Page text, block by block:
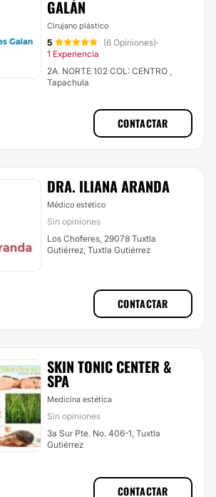
GALÁN
Cirujano plástico
5 (6 Opiniones)·
1 Experiencia
2A. NORTE 102 COL: CENTRO ,
Tapachula
CONTACTAR
DRA. ILIANA ARANDA
Médico estético
Sin opiniones
Los Choferes, 29078 Tuxtla
Gutiérrez, Tuxtla Gutiérrez
CONTACTAR
SKIN TONIC CENTER &
SPA
Medicina estética
Sin opiniones
3a Sur Pte. No. 406-1, Tuxtla
Gutiérrez
CONTACTAR